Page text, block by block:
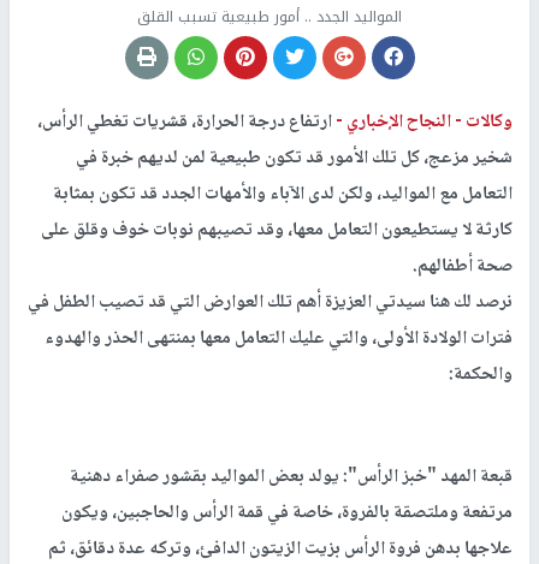
المواليد الجدد .. أمور طبيعية تسبب القلق
وكالات -النجاح الإخباري -ارتفاع درجة الحرارة، قشريات تغطي الرأس،
شخير مزعج، كل تلك الأمور قد تكون طبيعية لمن لديهم خبرة في
التعامل مع المواليد، ولكن لدى الآباء والأمهات الجدد قد تكون بمثابة
كارثة لا يستطيعون التعامل معها، وقد تصيبهم نوبات خوف وقلق على
صحة أطفالهم.
نرصد لك هنا سيدتي العزيزة أهم تلك العوارض التي قد تصيب الطفل في
فترات الولادة الأولى، والتي عليك التعامل معها بمنتهى الحذر والهدوء
والحكمة:
قبعة المهد "خبز الرأس": يولد بعض المواليد بقشور صفراء دهنية
مرتفعة وملتصقة بالفروة، خاصة في قمة الرأس والحاجبين، ويكون
علاجها بدهن فروة الرأس بزيت الزيتون الدافئ، وتركه عدة دقائق، ثم